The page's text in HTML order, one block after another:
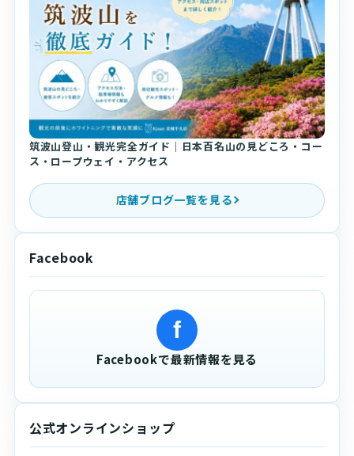
筑波山登山・観光完全ガイド｜日本百名山の見どころ・コー
ス・ロープウェイ・アクセス
店舗ブログ一覧を見る
Facebook
f
Facebookで最新情報を見る
公式オンラインショップ